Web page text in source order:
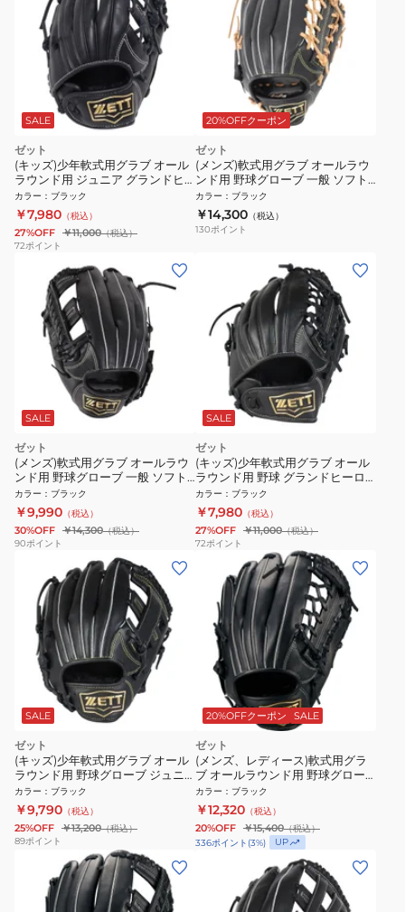
SALE
ゼット
(キッズ)少年軟式用グラブ オール
ラウンド用 ジュニア グランドヒ
ーロー GROUNDHERO
BJGB76410-1900
カラー ： ブラック
￥7,980 （税込）
27%OFF ￥11,000（税込）
72ポイント
20%OFFクーポン
ゼット
(メンズ)軟式用グラブ オールラウ
ンド用 野球グローブ 一般 ソフト
ステア BRGB35530F-1932
カラー ： ブラック
￥14,300 （税込）
130ポイント
SALE
ゼット
(メンズ)軟式用グラブ オールラウ
ンド用 野球グローブ 一般 ソフト
ステア BRGB35420-1900RH
カラー ： ブラック
￥9,990 （税込）
30%OFF ￥14,300（税込）
90ポイント
SALE
ゼット
(キッズ)少年軟式用グラブ オール
ラウンド用 野球 グランドヒーロ
ー BJGB76545-1900
カラー ： ブラック
￥7,980 （税込）
27%OFF ￥11,000（税込）
72ポイント
SALE
ゼット
(キッズ)少年軟式用グラブ オール
ラウンド用 野球グローブ ジュニ
ア ソフトステア BJGB74520-
1900
カラー ： ブラック
￥9,790 （税込）
25%OFF ￥13,200（税込）
89ポイント
20%OFFクーポン SALE
ゼット
(メンズ、レディース)軟式用グラ
ブ オールラウンド用 野球グロー
ブ 一般 ソフトステア
BRG352630-1900
カラー ： ブラック
￥12,320 （税込）
20%OFF ￥15,400（税込）
336ポイント (3%) UP